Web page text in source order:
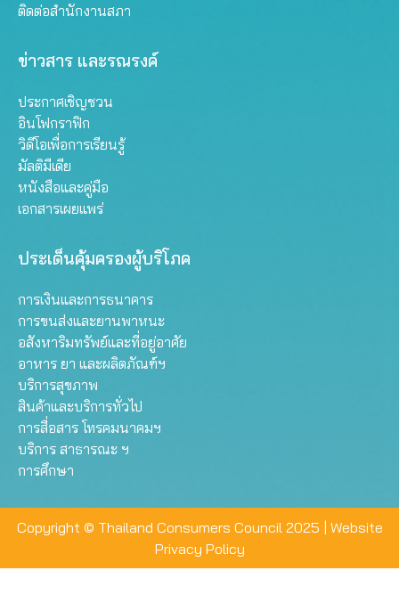
ติดต่อสำนักงานสภา
ข่าวสาร และรณรงค์
ประกาศเชิญชวน
อินโฟกราฟิก
วิดีโอเพื่อการเรียนรู้
มัลติมีเดีย
หนังสือและคู่มือ
เอกสารเผยแพร่
ประเด็นคุ้มครองผู้บริโภค
การเงินและการธนาคาร
การขนส่งและยานพาหนะ
อสังหาริมทรัพย์และที่อยู่อาศัย
อาหาร ยา และผลิตภัณฑ์ฯ
บริการสุขภาพ
สินค้าและบริการทั่วไป
การสื่อสาร โทรคมนาคมฯ
บริการ สาธารณะ ฯ
การศึกษา
Copyright © Thailand Consumers Council 2025 | Website
Privacy Policy